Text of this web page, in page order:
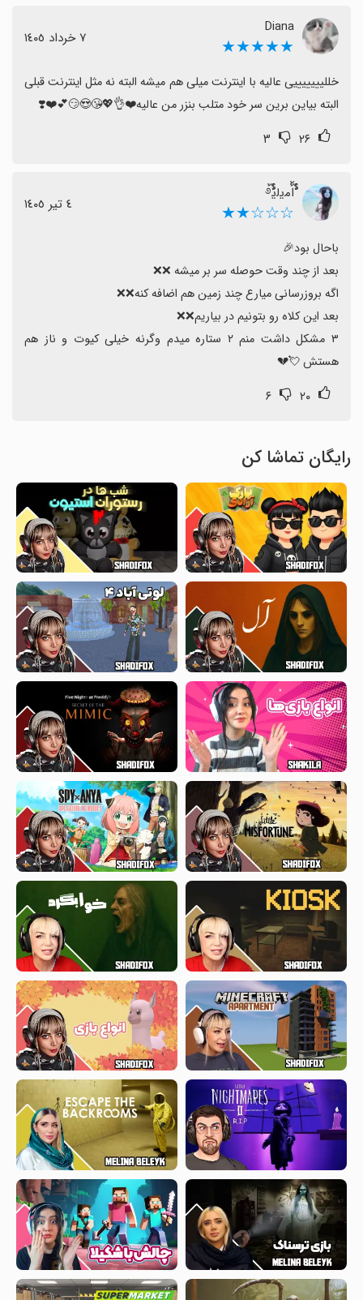
Diana
★★★★★ ٧ خرداد ١٤٠٥
البته بیاین برین سر خود متلب بنزر من عالیه❤️👌💖😘😍😏💕❤️❣️
۲۶ ۳
้้ࣨࣨام‍‌ی‍‌ل‍‌ی‍‌้ࣨࣨ࿔
☆☆☆★★ ٤ تیر ١٤٠٥
هستش 💘💔
۲۰ ۶
رایگان تماشا کن